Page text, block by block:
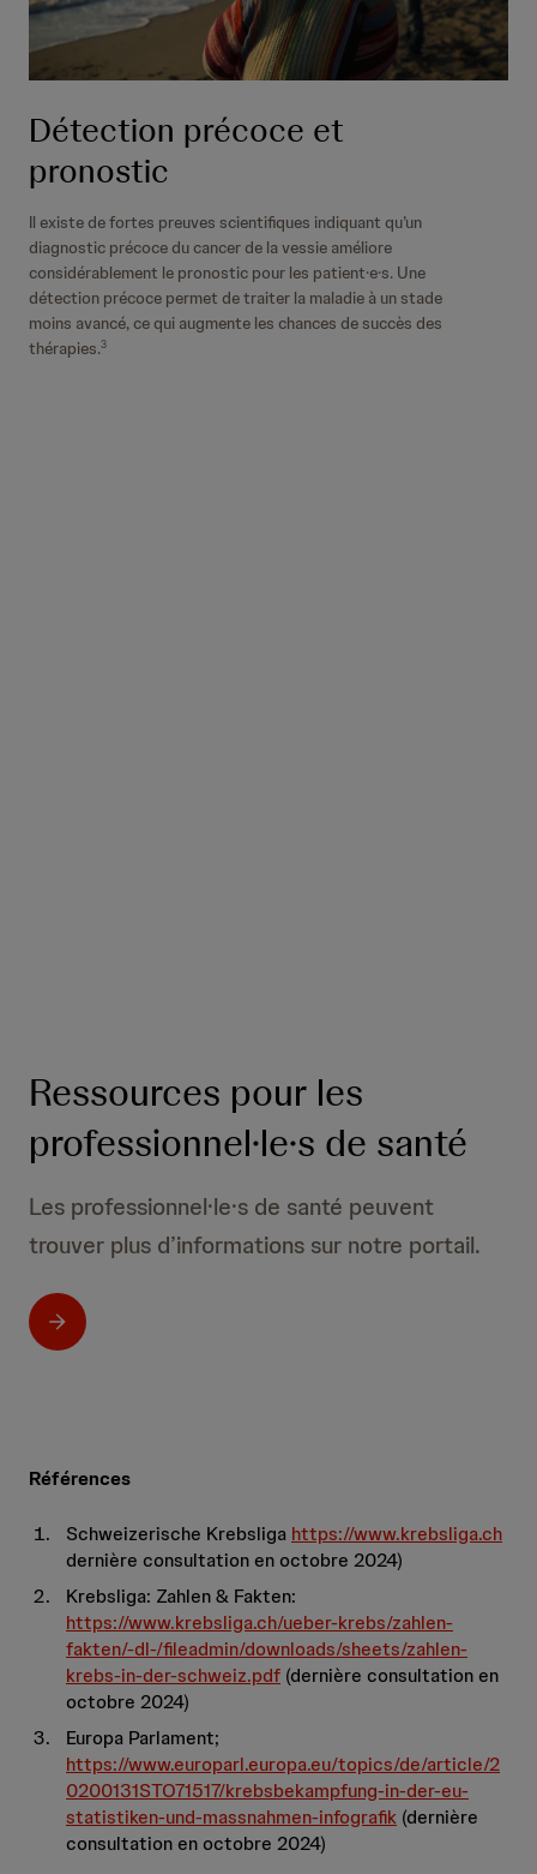
Détection précoce et
pronostic
Il existe de fortes preuves scientifiques indiquant qu’un
diagnostic précoce du cancer de la vessie améliore
considérablement le pronostic pour les patient·e·s. Une
détection précoce permet de traiter la maladie à un stade
moins avancé, ce qui augmente les chances de succès des
thérapies.3
Ressources pour les
professionnel·le·s de santé
Les professionnel·le·s de santé peuvent
trouver plus d’informations sur notre portail.
Références
Schweizerische Krebsliga https://www.krebsliga.ch
dernière consultation en octobre 2024)
Krebsliga: Zahlen & Fakten:
https://www.krebsliga.ch/ueber-krebs/zahlen-
fakten/-dl-/fileadmin/downloads/sheets/zahlen-
krebs-in-der-schweiz.pdf (dernière consultation en
octobre 2024)
Europa Parlament;
https://www.europarl.europa.eu/topics/de/article/2
0200131STO71517/krebsbekampfung-in-der-eu-
statistiken-und-massnahmen-infografik (dernière
consultation en octobre 2024)